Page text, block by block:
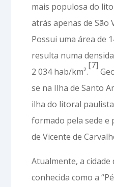
mais populosa do
atrás apenas de São
Possui uma área de
resulta numa
2 034 hab/km².
[7]
se na Ilha de Santo
ilha do litoral
formado pela sede e
de Vicente de
Atualmente, a cidade
conhecida como a